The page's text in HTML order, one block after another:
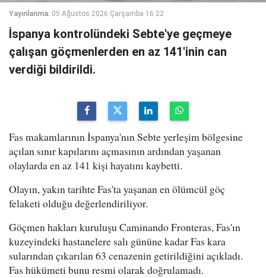
Yayınlanma: 05 Ağustos 2026 Çarşamba 16:22
İspanya kontrolündeki Sebte'ye geçmeye
çalışan göçmenlerden en az 141'inin can
verdiği bildirildi.
Fas makamlarının İspanya'nın Sebte yerleşim bölgesine
açılan sınır kapılarını açmasının ardından yaşanan
olaylarda en az 141 kişi hayatını kaybetti.
Olayın, yakın tarihte Fas'ta yaşanan en ölümcül göç
felaketi olduğu değerlendiriliyor.
Göçmen hakları kuruluşu Caminando Fronteras, Fas'ın
kuzeyindeki hastanelere salı gününe kadar Fas kara
sularından çıkarılan 63 cenazenin getirildiğini açıkladı.
Fas hükümeti bunu resmi olarak doğrulamadı.